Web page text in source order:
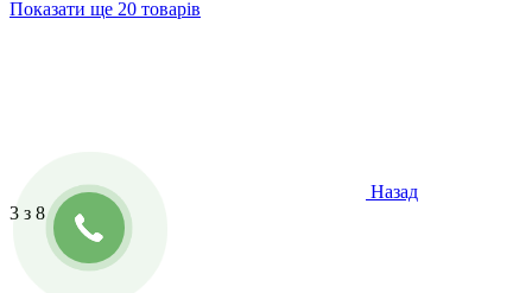
Показати ще 20 товарів
Назад
3 з 8